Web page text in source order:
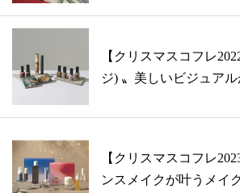
【クリスマスコフレ
ジ) 〟美しいビジュア
【クリスマスコフレ
ンスメイクが叶うメイ